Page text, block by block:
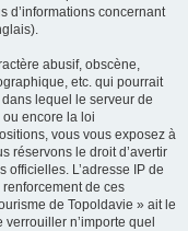
d’informations concernant
abusif, obscène,
etc. qui pourrait
lequel le serveur de
encore la loi
vous vous exposez à
réservons le droit d’avertir
officielles. L’adresse IP de
de ces
de Topoldavie » ait le
n’importe quel